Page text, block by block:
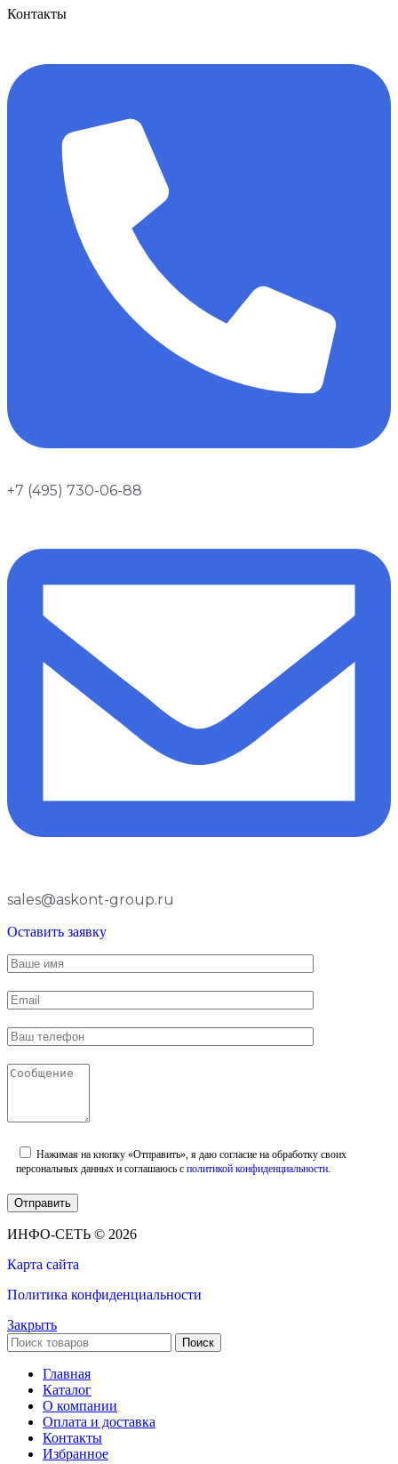
Контакты
+7 (495) 730-06-88
sales@askont-group.ru
Оставить заявку
Нажимая на кнопку «Отправить», я даю согласие на обработку своих
персональных данных и соглашаюсь с политикой конфиденциальности.
ИНФО-СЕТЬ © 2026
Карта сайта
Политика конфиденциальности
Закрыть
Поиск
Главная
Каталог
О компании
Оплата и доставка
Контакты
Избранное